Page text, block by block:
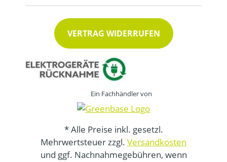
VERTRAG WIDERRUFEN
Ein Fachhändler von
* Alle Preise inkl. gesetzl.
Mehrwertsteuer zzgl. Versandkosten
und ggf. Nachnahmegebühren, wenn